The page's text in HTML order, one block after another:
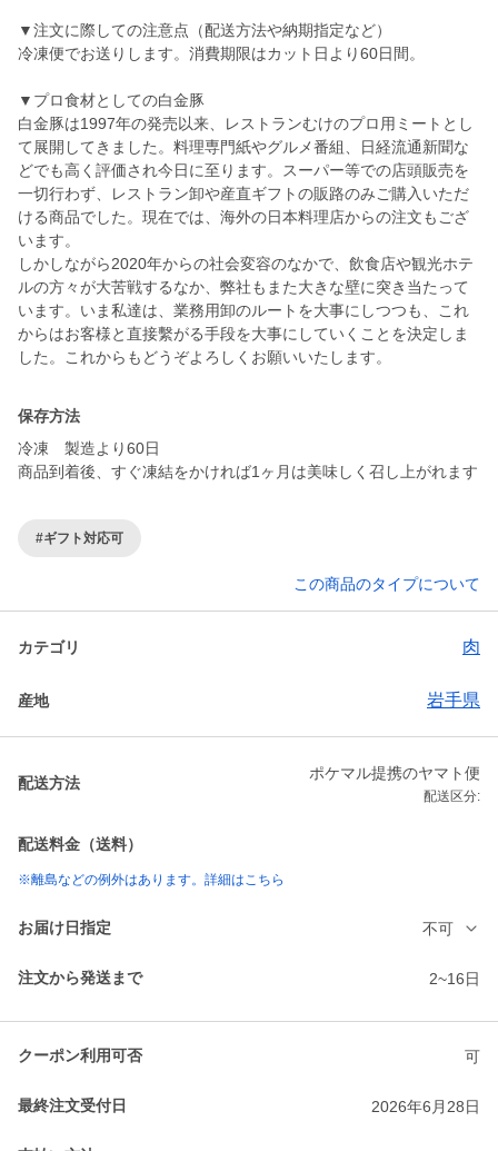
▼注文に際しての注意点（配送方法や納期指定など）
冷凍便でお送りします。消費期限はカット日より60日間。
▼プロ食材としての白金豚
白金豚は1997年の発売以来、レストランむけのプロ用ミートとし
て展開してきました。料理専門紙やグルメ番組、日経流通新聞な
どでも高く評価され今日に至ります。スーパー等での店頭販売を
一切行わず、レストラン卸や産直ギフトの販路のみご購入いただ
ける商品でした。現在では、海外の日本料理店からの注文もござ
います。
しかしながら2020年からの社会変容のなかで、飲食店や観光ホテ
ルの方々が大苦戦するなか、弊社もまた大きな壁に突き当たって
います。いま私達は、業務用卸のルートを大事にしつつも、これ
からはお客様と直接繫がる手段を大事にしていくことを決定しま
した。これからもどうぞよろしくお願いいたします。
保存方法
冷凍 製造より60日
商品到着後、すぐ凍結をかければ1ヶ月は美味しく召し上がれます
#ギフト対応可
この商品のタイプについて
カテゴリ 肉
産地 岩手県
配送方法
ポケマル提携のヤマト便
配送区分:
配送料金（送料）
※離島などの例外はあります。詳細はこちら
お届け日指定 不可
注文から発送まで 2~16日
クーポン利用可否 可
最終注文受付日 2026年6月28日